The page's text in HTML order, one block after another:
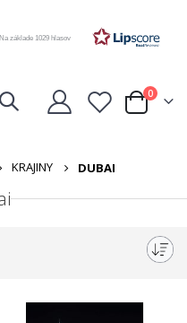
Na základe 1029 hlasov
Cart
0položky
KRAJINY DUBAI